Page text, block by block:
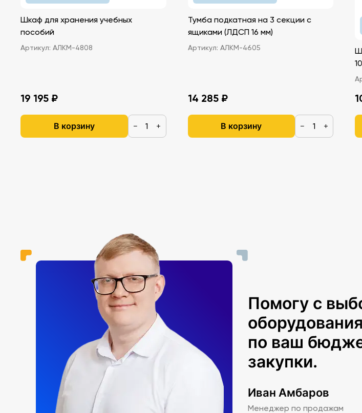
Шкаф для хранения учебных
пособий
Артикул: АЛКМ-4808
19 195 ₽
В корзину − +
Тумба подкатная на 3 секции с
ящиками (ЛДСП 16 мм)
Артикул: АЛКМ-4605
14 285 ₽
В корзину − +
Помогу с
по ваш
закупки.
Иван Амбаров
Менеджер по продажам